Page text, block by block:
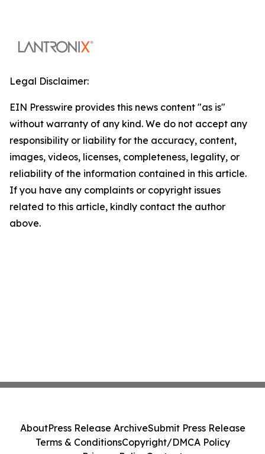
Legal Disclaimer:
EIN Presswire provides this news content "as is"
without warranty of any kind. We do not accept any
responsibility or liability for the accuracy, content,
images, videos, licenses, completeness, legality, or
reliability of the information contained in this article.
If you have any complaints or copyright issues
related to this article, kindly contact the author
above.
AboutPress Release ArchiveSubmit Press Release
Terms & ConditionsCopyright/DMCA Policy